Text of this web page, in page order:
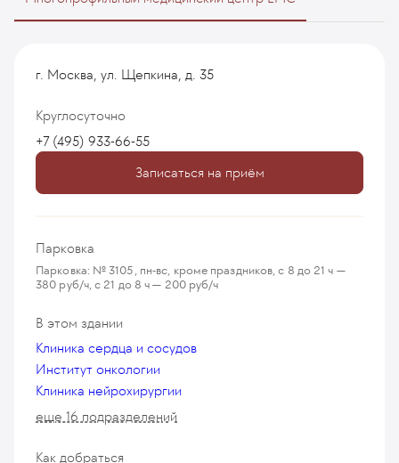
г. Москва, ул. Щепкина, д. 35
Круглосуточно
+7 (495) 933-66-55
Записаться на приём
Парковка
Парковка: № 3105, пн-вс, кроме праздников, с 8 до 21 ч —
380 руб/ч, с 21 до 8 ч — 200 руб/ч
В этом здании
Клиника сердца и сосудов
Институт онкологии
Клиника нейрохирургии
еще 16 подразделений
Как добраться